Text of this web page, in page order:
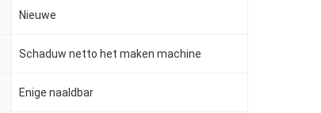
Nieuwe
Schaduw netto het maken machine
Enige naaldbar